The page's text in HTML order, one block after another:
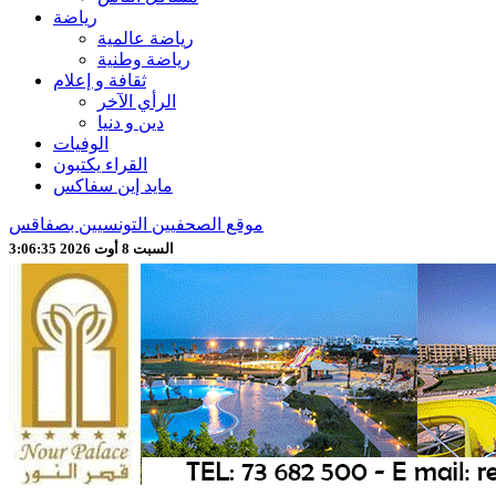
رياضة
رياضة عالمية
رياضة وطنية
ثقافة و إعلام
الرأي الآخر
دين و دنيا
الوفيات
القراء يكتبون
مايد إين سفاكس
موقع الصحفيين التونسيين بصفاقس
السبت 8 أوت 2026 3:06:36